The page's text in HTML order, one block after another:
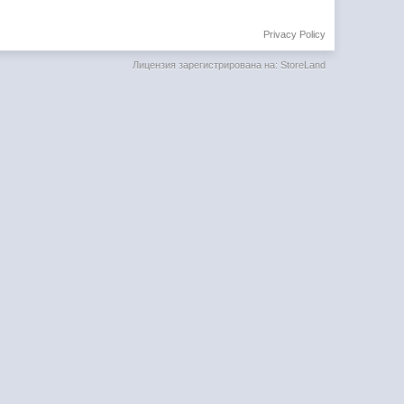
Privacy Policy
Лицензия зарегистрирована на: StoreLand